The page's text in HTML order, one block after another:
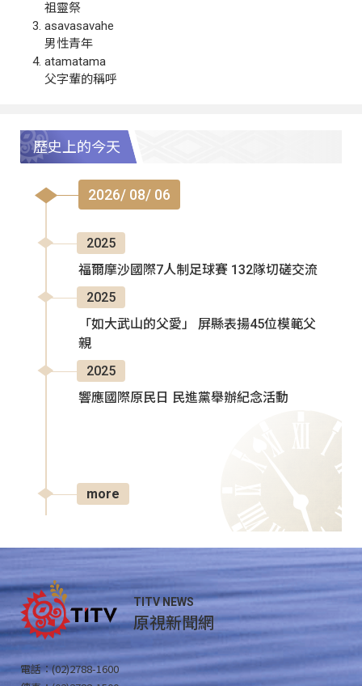
祖靈祭
asavasavahe
男性青年
atamatama
父字輩的稱呼
歷史上的今天
2026/ 08/ 06
2025
福爾摩沙國際7人制足球賽 132隊切磋交流
2025
「如大武山的父愛」 屏縣表揚45位模範父
親
2025
響應國際原民日 民進黨舉辦紀念活動
more
TITV NEWS
原視新聞網
電話：(02)2788-1600